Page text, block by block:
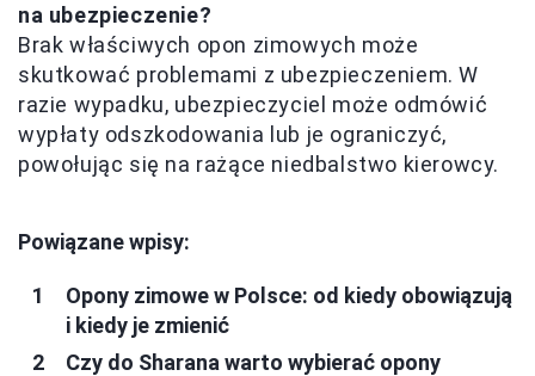
na ubezpieczenie?
Brak właściwych opon zimowych może
skutkować problemami z ubezpieczeniem. W
razie wypadku, ubezpieczyciel może odmówić
wypłaty odszkodowania lub je ograniczyć,
powołując się na rażące niedbalstwo kierowcy.
Powiązane wpisy:
Opony zimowe w Polsce: od kiedy obowiązują
i kiedy je zmienić
Czy do Sharana warto wybierać opony